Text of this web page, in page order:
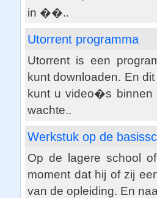
in ��..
Utorrent programma
Utorrent is een
kunt downloaden. En
kunt u video�s binnen
wachte..
Werkstuk op de
Op de lagere school
moment dat hij of zij
van de opleiding. En